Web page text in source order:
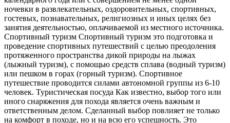
ночевки в развлекательных, оздоровительных, спортивных,
гостевых, познавательных, религиозных и иных целях без
занятия деятельностью, оплачиваемой из местного источника.
Спортивный туризм Спортивный туризм это подготовка и
проведение спортивных путешествий с целью преодоления
протяженного пространства дикой природы на лыжах
(лыжный туризм), с помощью средств сплава (водный туризм)
или пешком в горах (горный туризм). Спортивное
путешествие проводится силами автономной группы из 6-10
человек. Туристическая посуда Как известно, выбор того или
иного снаряжения для похода является очень важным и
ответственным делом. Сделанный выбор повлияет не только
на комфорт в походе, но и на всю его успешность. Это